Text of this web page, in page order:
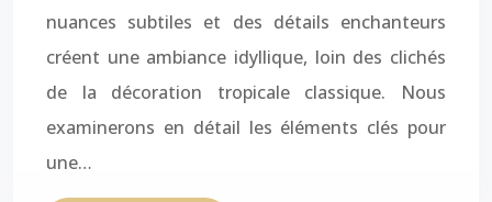
nuances subtiles et des détails enchanteurs
créent une ambiance idyllique, loin des clichés
de la décoration tropicale classique. Nous
examinerons en détail les éléments clés pour
une…